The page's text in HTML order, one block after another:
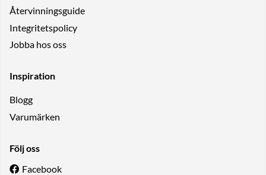
Återvinningsguide
Integritetspolicy
Jobba hos oss
Inspiration
Blogg
Varumärken
Följ oss
Facebook